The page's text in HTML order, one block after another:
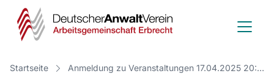
Deutscher
Anwalt
Verein
Startseite Anmeldung zu Veranstaltungen 17.04.2025 20:40:50